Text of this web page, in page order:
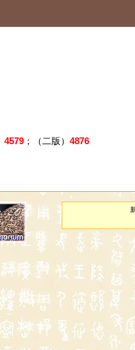
4579；（二版） 4876